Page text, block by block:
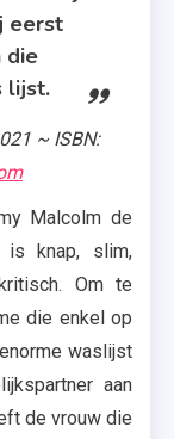
eerst
die
lijst.
~ ISBN:
Malcolm de
is knap, slim,
Om te
die enkel op
waslijst
aan
de vrouw die